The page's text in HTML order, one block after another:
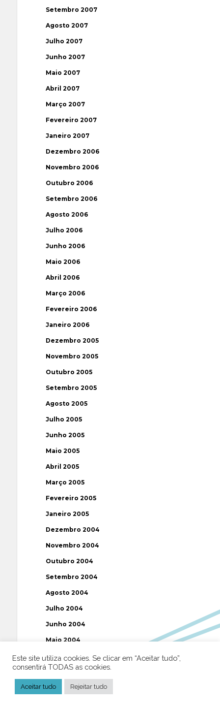
Setembro 2007
Agosto 2007
Julho 2007
Junho 2007
Maio 2007
Abril 2007
Março 2007
Fevereiro 2007
Janeiro 2007
Dezembro 2006
Novembro 2006
Outubro 2006
Setembro 2006
Agosto 2006
Julho 2006
Junho 2006
Maio 2006
Abril 2006
Março 2006
Fevereiro 2006
Janeiro 2006
Dezembro 2005
Novembro 2005
Outubro 2005
Setembro 2005
Agosto 2005
Julho 2005
Junho 2005
Maio 2005
Abril 2005
Março 2005
Fevereiro 2005
Janeiro 2005
Dezembro 2004
Novembro 2004
Outubro 2004
Setembro 2004
Agosto 2004
Julho 2004
Junho 2004
Maio 2004
Abril 2004
Março 2004
Fevereiro 2004
Este site utiliza cookies. Se clicar em “Aceitar tudo”,
consentirá TODAS as cookies.
Aceitar tudo Rejeitar tudo